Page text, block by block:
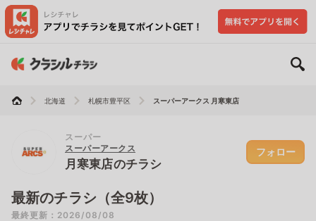
北海道 札幌市豊平区 スーパーアークス 月寒東店
スーパー
スーパーアークス
月寒東店のチラシ
フォロー
最新のチラシ（全9枚）
最終更新：2026/08/08